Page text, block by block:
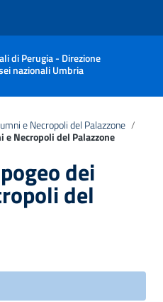
di Perugia - Direzione
nazionali Umbria
e Necropoli del Palazzone /
Necropoli del Palazzone
dei
del